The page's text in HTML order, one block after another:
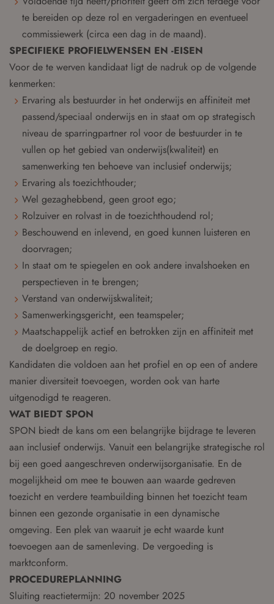
te bereiden op deze rol en vergaderingen en eventueel
commissiewerk (circa een dag in de maand).
SPECIFIEKE PROFIELWENSEN EN -EISEN
Voor de te werven kandidaat ligt de nadruk op de volgende
kenmerken:
Ervaring als bestuurder in het onderwijs en affiniteit met
passend/speciaal onderwijs en in staat om op strategisch
niveau de sparringpartner rol voor de bestuurder in te
vullen op het gebied van onderwijs(kwaliteit) en
samenwerking ten behoeve van inclusief onderwijs;
Ervaring als toezichthouder;
Wel gezaghebbend, geen groot ego;
Rolzuiver en rolvast in de toezichthoudend rol;
Beschouwend en inlevend, en goed kunnen luisteren en
doorvragen;
In staat om te spiegelen en ook andere invalshoeken en
perspectieven in te brengen;
Verstand van onderwijskwaliteit;
Samenwerkingsgericht, een teamspeler;
Maatschappelijk actief en betrokken zijn en affiniteit met
de doelgroep en regio.
Kandidaten die voldoen aan het profiel en op een of andere
manier diversiteit toevoegen, worden ook van harte
uitgenodigd te reageren.
WAT BIEDT SPON
SPON biedt de kans om een belangrijke bijdrage te leveren
aan inclusief onderwijs. Vanuit een belangrijke strategische rol
bij een goed aangeschreven onderwijsorganisatie. En de
mogelijkheid om mee te bouwen aan waarde gedreven
toezicht en verdere teambuilding binnen het toezicht team
binnen een gezonde organisatie in een dynamische
omgeving. Een plek van waaruit je echt waarde kunt
toevoegen aan de samenleving. De vergoeding is
marktconform.
PROCEDUREPLANNING
Sluiting reactietermijn: 20 november 2025